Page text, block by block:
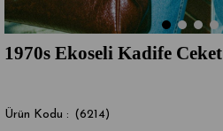
1970s Ekoseli Kadife Ceket
(6214)